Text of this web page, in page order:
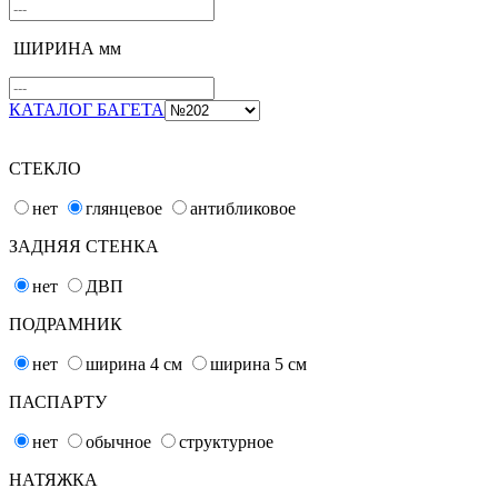
ШИРИНА мм
КАТАЛОГ БАГЕТА
СТЕКЛО
нет глянцевое
антибликовое
ЗАДНЯЯ СТЕНКА
нет
ДВП
ПОДРАМНИК
нет ширина 4 см ширина 5 см
ПАСПАРТУ
нет обычное
структурное
НАТЯЖКА